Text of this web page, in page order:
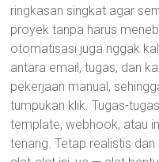
ringkasan singkat agar
proyek tanpa harus
otomatisasi juga nggak
antara email, tugas, dan
pekerjaan manual,
tumpukan klik. Tugas-
template, webhook, atau
tenang. Tetap realistis